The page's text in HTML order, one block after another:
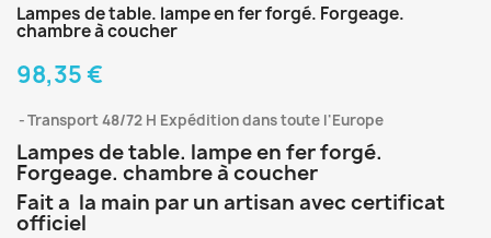
Lampes de table. lampe en fer forgé. Forgeage.
chambre à coucher
98,35 €
Transport 48/72 H Expédition dans toute l'Europe
Lampes de table. lampe en fer forgé.
Forgeage. chambre à coucher
Fait a la main par un artisan avec certificat
officiel